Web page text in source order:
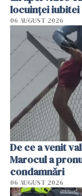
locuinței iubitei
06 AUGUST 2026
De ce a venit
Marocul a
condamnări
06 AUGUST 2026